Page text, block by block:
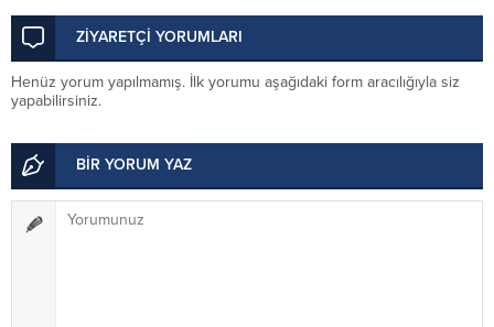
ZİYARETÇİ YORUMLARI
Henüz yorum yapılmamış. İlk yorumu aşağıdaki form aracılığıyla siz
yapabilirsiniz.
BİR YORUM YAZ